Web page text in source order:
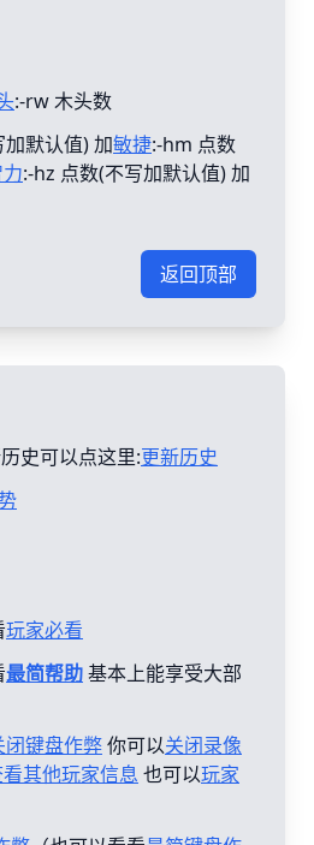
:-rw 木头数
默认值) 加敏捷:-hm 点数
:-hz 点数(不写加默认值) 加
返回顶部
史可以点这里:更新历史
玩家必看
最简帮助基本上能享受大部
闭键盘作弊你可以关闭录像
其他玩家信息 也可以玩家